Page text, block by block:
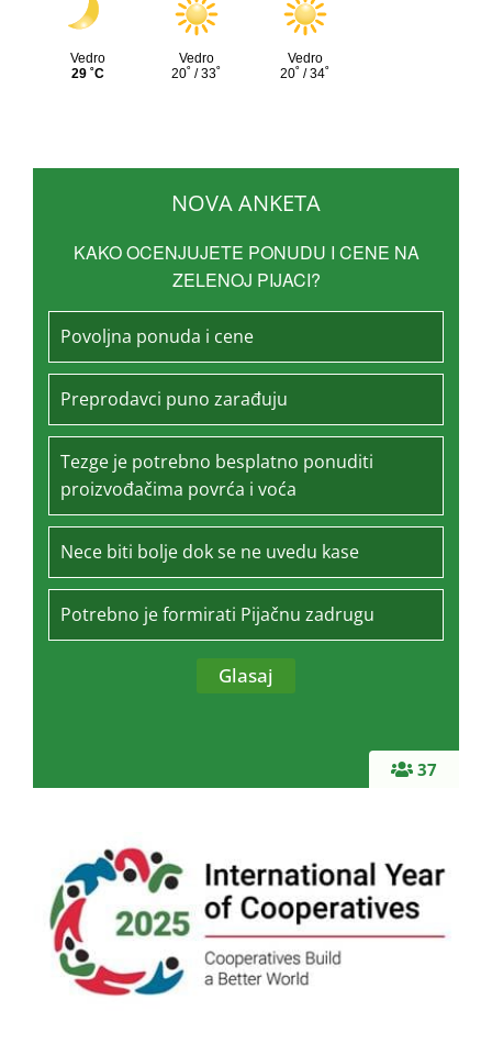
37
NOVA ANKETA
KAKO OCENJUJETE PONUDU I CENE NA
ZELENOJ PIJACI?
Povoljna ponuda i cene
Preprodavci puno zarađuju
Tezge je potrebno besplatno ponuditi
proizvođačima povrća i voća
Nece biti bolje dok se ne uvedu kase
Potrebno je formirati Pijačnu zadrugu